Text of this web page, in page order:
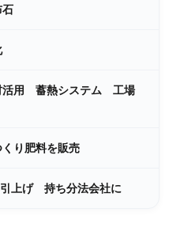
石
活用 蓄熱システム 工場
り肥料を販売
上げ 持ち分法会社に